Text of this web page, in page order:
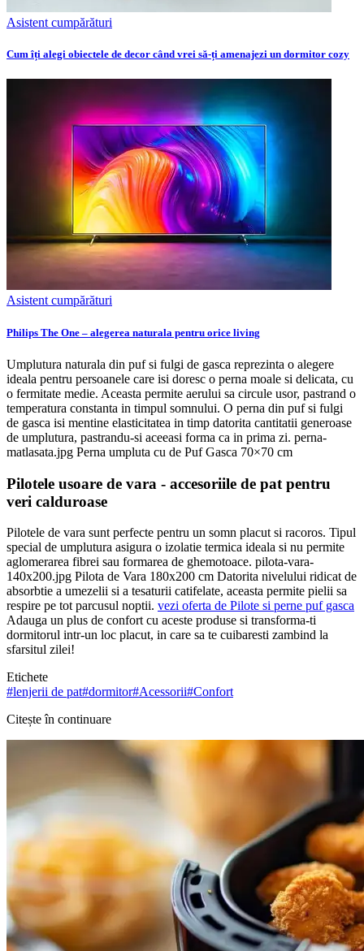
Asistent cumpărături
Cum îți alegi obiectele de decor când vrei să-ți amenajezi un dormitor cozy
Asistent cumpărături
Philips The One – alegerea naturala pentru orice living
Umplutura naturala din puf si fulgi de gasca reprezinta o alegere
ideala pentru persoanele care isi doresc o perna moale si delicata, cu
o fermitate medie. Aceasta permite aerului sa circule usor, pastrand o
temperatura constanta in timpul somnului. O perna din puf si fulgi
de gasca isi mentine elasticitatea in timp datorita cantitatii generoase
de umplutura, pastrandu-si aceeasi forma ca in prima zi. perna-
matlasata.jpg Perna umpluta cu de Puf Gasca 70×70 cm
Pilotele usoare de vara - accesoriile de pat pentru
veri calduroase
Pilotele de vara sunt perfecte pentru un somn placut si racoros. Tipul
special de umplutura asigura o izolatie termica ideala si nu permite
aglomerarea fibrei sau formarea de ghemotoace. pilota-vara-
140x200.jpg Pilota de Vara 180x200 cm Datorita nivelului ridicat de
absorbtie a umezelii si a tesaturii catifelate, aceasta permite pielii sa
respire pe tot parcusul noptii. vezi oferta de Pilote si perne puf gasca
Adauga un plus de confort cu aceste produse si transforma-ti
dormitorul intr-un loc placut, in care sa te cuibaresti zambind la
sfarsitul zilei!
Etichete
#lenjerii de pat#dormitor#Acessorii#Confort
Citește în continuare